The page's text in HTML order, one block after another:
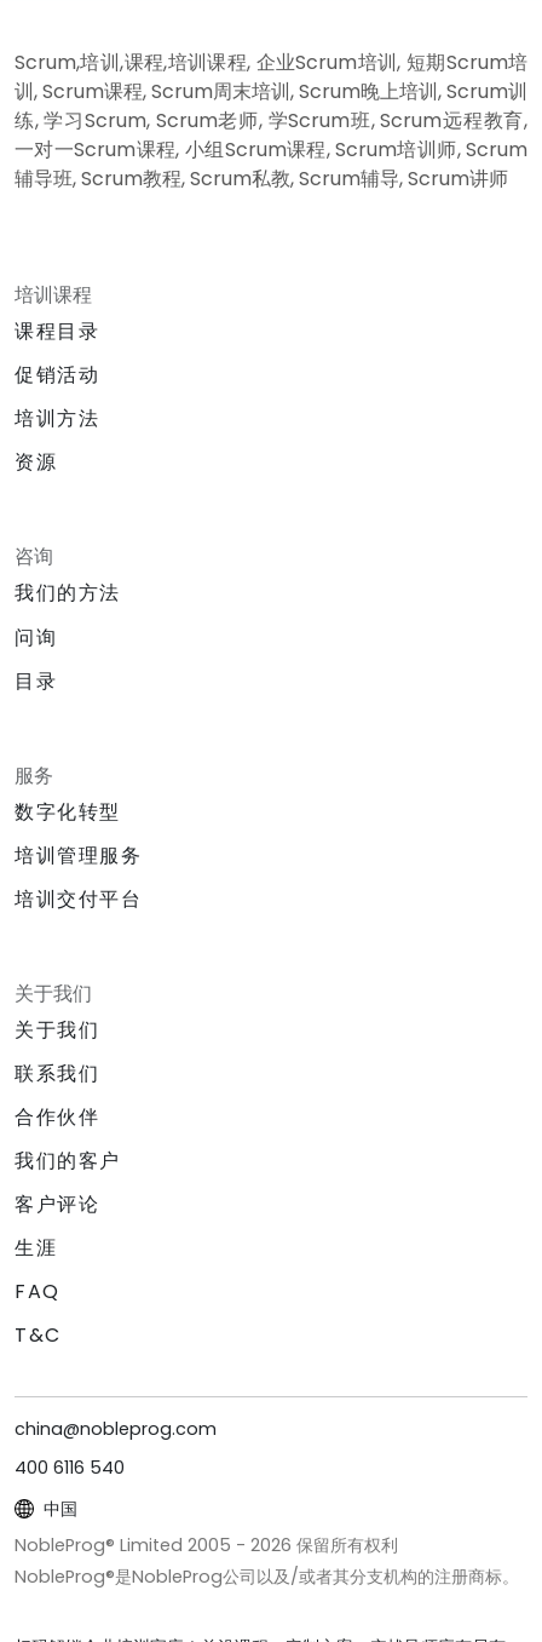
Scrum,培训,课程,培训课程, 企业Scrum培训, 短期Scrum培
训, Scrum课程, Scrum周末培训, Scrum晚上培训, Scrum训
练, 学习Scrum, Scrum老师, 学Scrum班, Scrum远程教育,
一对一Scrum课程, 小组Scrum课程, Scrum培训师, Scrum
辅导班, Scrum教程, Scrum私教, Scrum辅导, Scrum讲师
培训课程
课程目录
促销活动
培训方法
资源
咨询
我们的方法
问询
目录
服务
数字化转型
培训管理服务
培训交付平台
关于我们
关于我们
联系我们
合作伙伴
我们的客户
客户评论
生涯
FAQ
T&C
china@nobleprog.com
400 6116 540
中国
NobleProg® Limited 2005 - 2026 保留所有权利
NobleProg®是NobleProg公司以及/或者其分支机构的注册商标。